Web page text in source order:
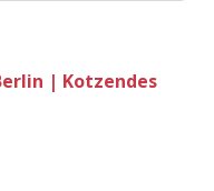
| Kotzendes